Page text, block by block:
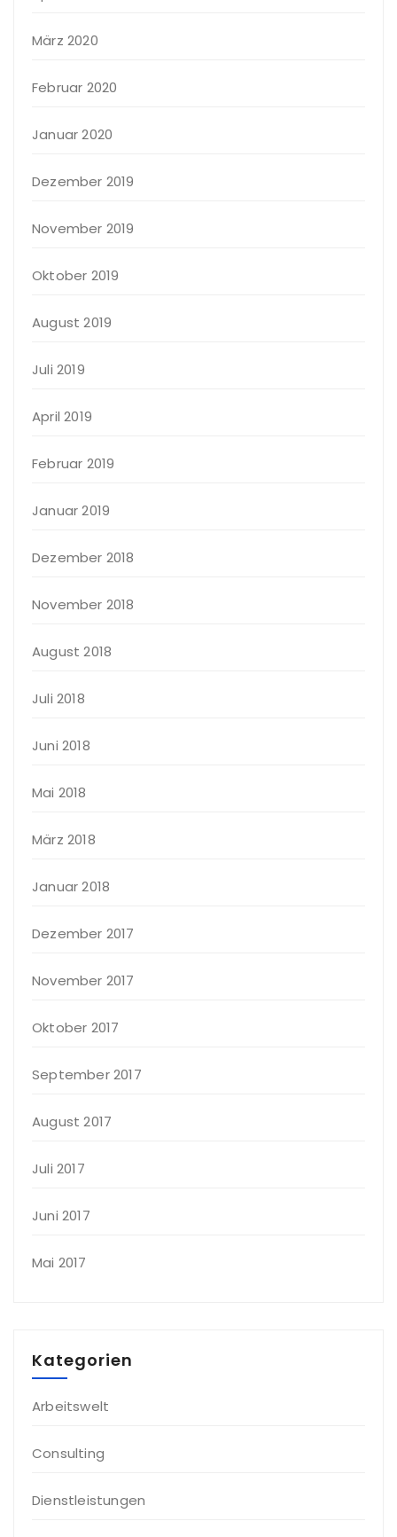
März 2020
Februar 2020
Januar 2020
Dezember 2019
November 2019
Oktober 2019
August 2019
Juli 2019
April 2019
Februar 2019
Januar 2019
Dezember 2018
November 2018
August 2018
Juli 2018
Juni 2018
Mai 2018
März 2018
Januar 2018
Dezember 2017
November 2017
Oktober 2017
September 2017
August 2017
Juli 2017
Juni 2017
Mai 2017
Kategorien
Arbeitswelt
Consulting
Dienstleistungen